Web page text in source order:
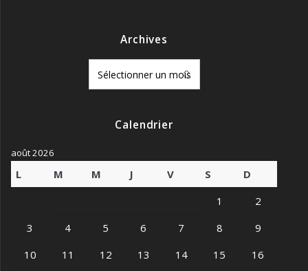
Archives
Calendrier
août 2026
L M M J V S
D
1
2
3
4 5 6 7 8
9
10
11 12 13 14 15 16